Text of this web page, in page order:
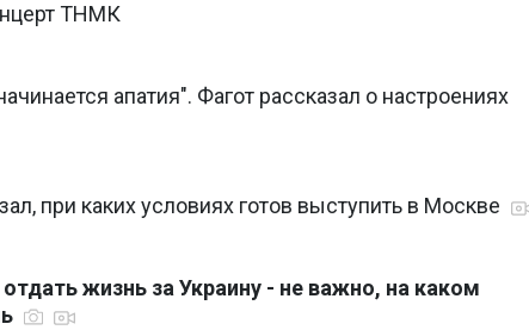
ТНМК
апатия". Фагот рассказал о настроениях
при каких условиях готов выступить в Москве
жизнь за Украину - не важно, на каком